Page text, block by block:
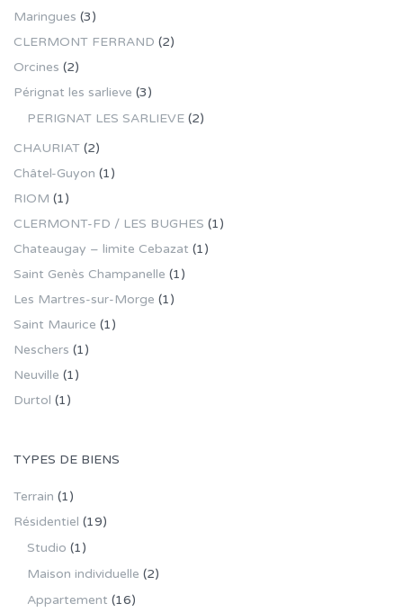
Maringues (3)
CLERMONT FERRAND (2)
Orcines (2)
Pérignat les sarlieve (3)
PERIGNAT LES SARLIEVE (2)
CHAURIAT (2)
Châtel-Guyon (1)
RIOM (1)
CLERMONT-FD / LES BUGHES (1)
Chateaugay – limite Cebazat (1)
Saint Genès Champanelle (1)
Les Martres-sur-Morge (1)
Saint Maurice (1)
Neschers (1)
Neuville (1)
Durtol (1)
TYPES DE BIENS
Terrain (1)
Résidentiel (19)
Studio (1)
Maison individuelle (2)
Appartement (16)